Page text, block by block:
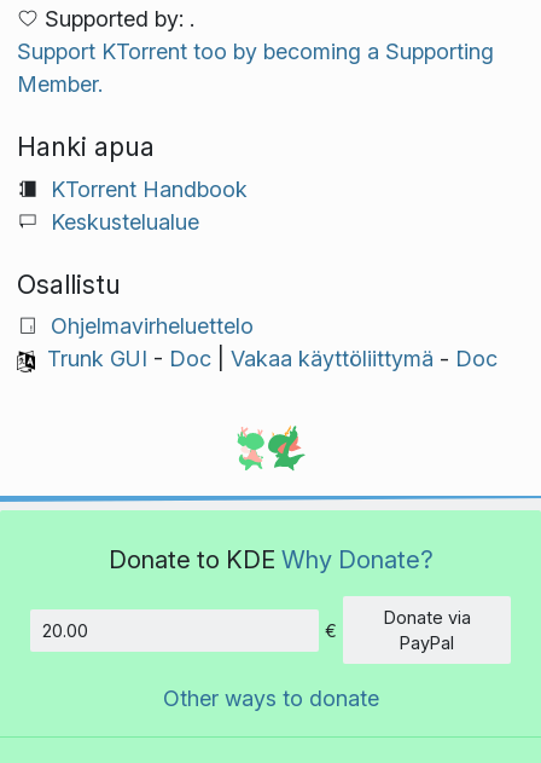
Supported by: .
Support KTorrent too by becoming a Supporting
Member.
Hanki apua
KTorrent Handbook
Keskustelualue
Osallistu
Ohjelmavirheluettelo
Trunk GUI - Doc| Vakaa käyttöliittymä - Doc
Donate to KDE Why Donate?
Amount
€
Donate via
PayPal
Other ways to donate